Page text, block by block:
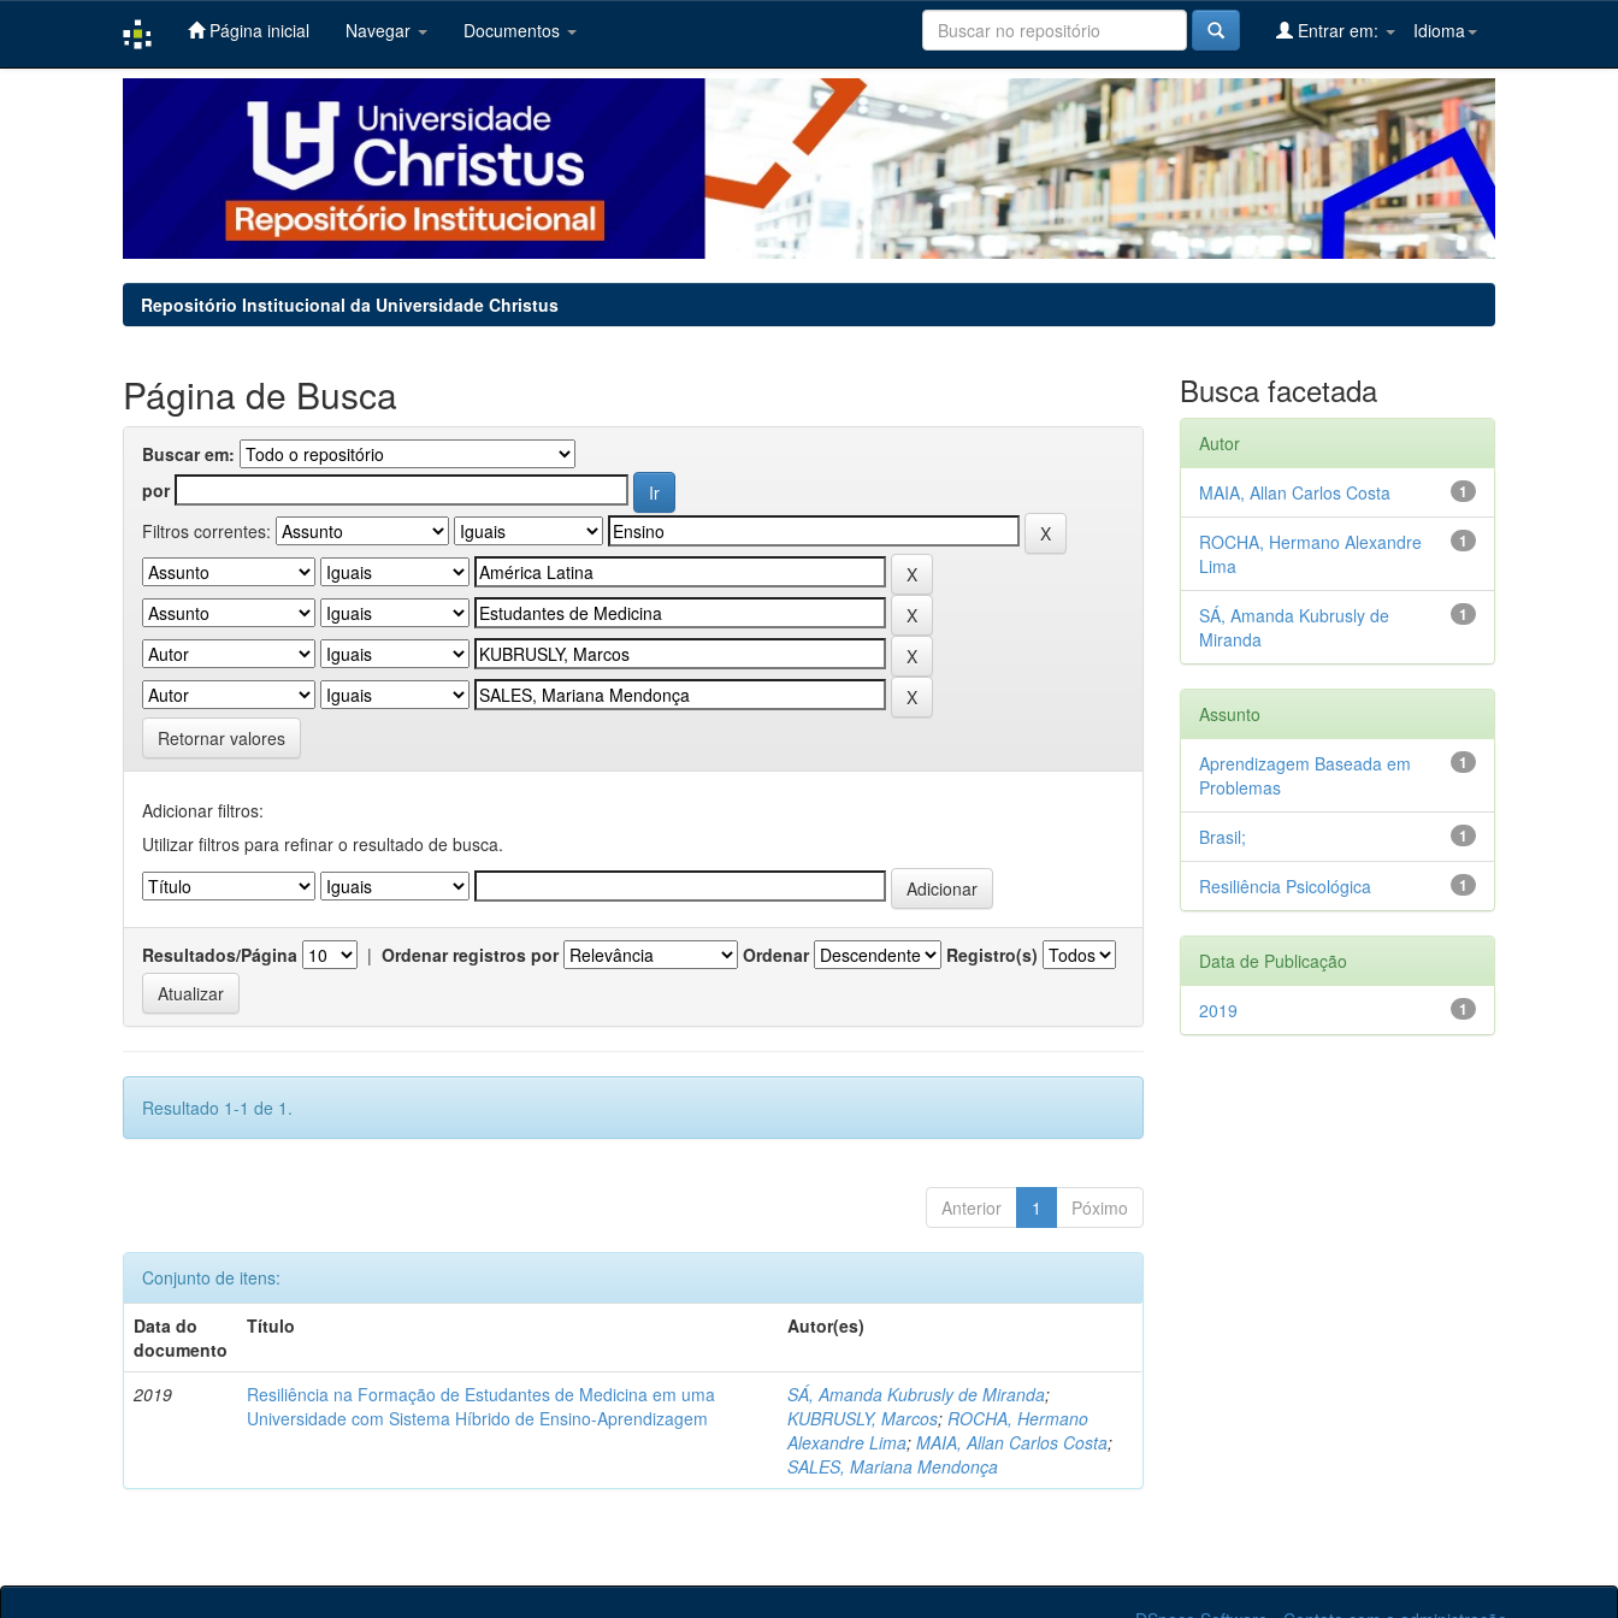
Página inicial Navegar Documentos Idioma
Entrar em:
Repositório Institucional da Universidade Christus
Página de Busca
Buscar em:
por
Filtros correntes:
Retornar valores
Adicionar filtros:
Utilizar filtros para refinar o resultado de busca.
Resultados/Página | Ordenar registros por Ordenar Registro(s)
Resultado 1-1 de 1.
Anterior 1 Póximo
Conjunto de itens:
Data do
documento
Título Autor(es)
2019
Resiliência na Formação de Estudantes de Medicina em uma
Universidade com Sistema Híbrido de Ensino-Aprendizagem
SÁ, Amanda Kubrusly de Miranda;
KUBRUSLY, Marcos;ROCHA, Hermano
Alexandre Lima;MAIA, Allan Carlos Costa;
SALES, Mariana Mendonça
Busca facetada
Autor
1
MAIA, Allan Carlos Costa
1
ROCHA, Hermano Alexandre
Lima
1
SÁ, Amanda Kubrusly de
Miranda
Assunto
1
Aprendizagem Baseada em
Problemas
1
Brasil;
1
Resiliência Psicológica
Data de Publicação
1
2019